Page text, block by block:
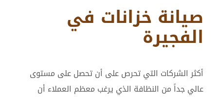
صيانة خزانات في
الفجيرة
أكثر الشركات التي تحرص على أن تحصل على مستوى
عالي جداً من النظافة الذي يرغب معظم العملاء أن